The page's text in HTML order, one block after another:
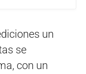
un
se
con un